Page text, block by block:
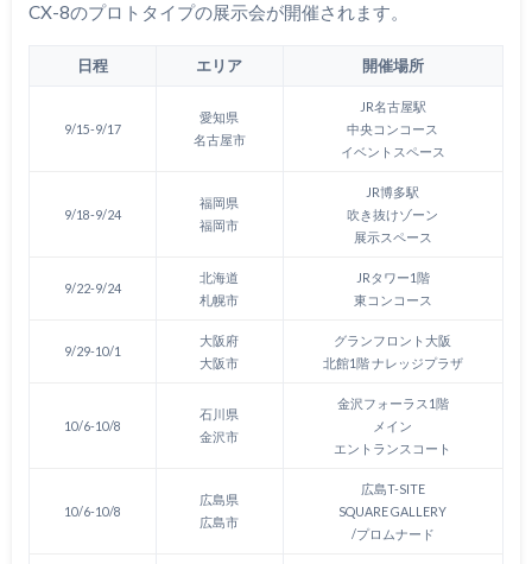
CX-8のプロトタイプの展示会が開催されます。
日程 エリア 開催場所
9/15-9/17
愛知県
名古屋市
JR名古屋駅
中央コンコース
イベントスペース
9/18-9/24
福岡県
福岡市
JR博多駅
吹き抜けゾーン
展示スペース
9/22-9/24
北海道
札幌市
JRタワー1階
東コンコース
9/29-10/1
大阪府
大阪市
グランフロント大阪
北館1階ナレッジプラザ
10/6-10/8
石川県
金沢市
金沢フォーラス1階
メイン
エントランスコート
10/6-10/8
広島県
広島市
広島T-SITE
SQUARE GALLERY
/プロムナード